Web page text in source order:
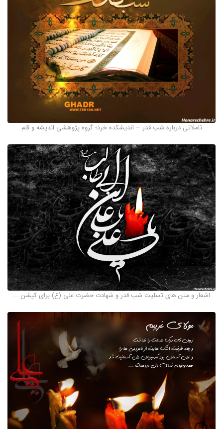
تاملاتی درباره شب قدر – اندیشکده خرد؛ گروه پژوهشی اندیشه و قلم
اشعار و متن های تسلیت شب قدر و شهادت حضرت علی (ع) برای کپشن ...